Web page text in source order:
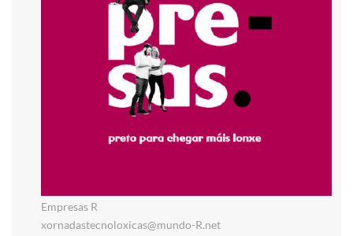
Empresas R
xornadastecnoloxicas@mundo-R.net